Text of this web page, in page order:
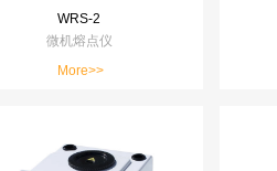
WRS-2
微机熔点仪
More>>